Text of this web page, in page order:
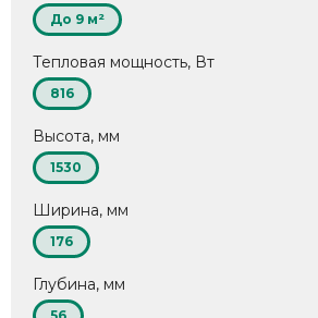
До 9 м²
Тепловая мощность, Вт
816
Высота, мм
1530
Ширина, мм
176
Глубина, мм